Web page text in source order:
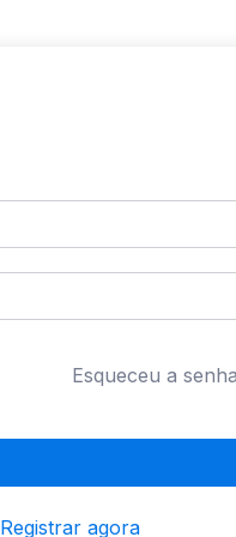
Esqueceu a
Registrar agora